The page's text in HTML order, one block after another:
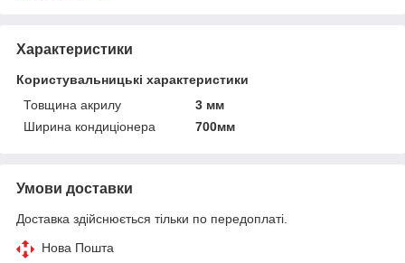
Характеристики
Користувальницькі характеристики
Товщина акрилу
3 мм
Ширина кондиціонера
700мм
Умови доставки
Доставка здійснюється тільки по передоплаті.
Нова Пошта